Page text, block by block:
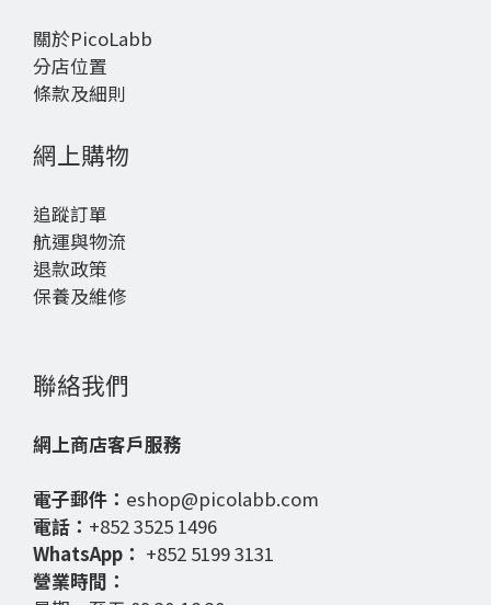
關於PicoLabb
分店位置
條款及細則
網上購物
追蹤訂單
航運與物流
退款政策
保養及維修
聯絡我們
網上商店客戶服務
電子郵件： eshop@picolabb.com
電話： +852 3525 1496
WhatsApp： +852 5199 3131
營業時間：